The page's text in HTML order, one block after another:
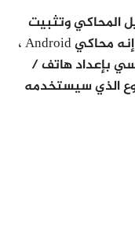
المحاكي وتثبيت
بعض التحديثات والخدمات الأساسية. إنه محاكي Android ،
بإعداد هاتف /
الذي سيستخدمه